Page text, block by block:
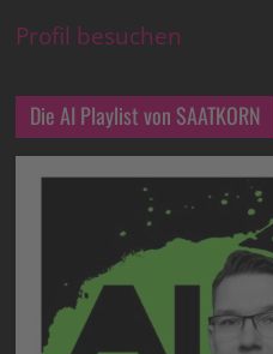
Profil besuchen
Die AI Playlist von SAATKORN